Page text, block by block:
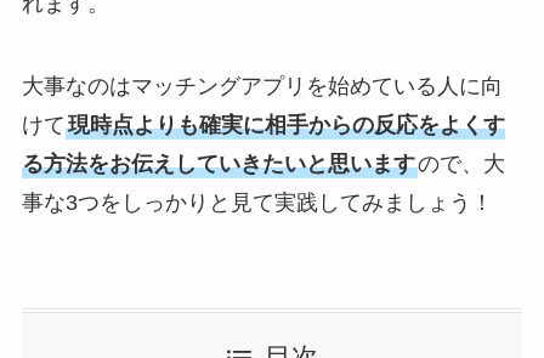
大事なのはマッチングアプリを始めている人に向
けて現時点よりも確実に相手からの反応をよくす
る方法をお伝えしていきたいと思いますので、大
事な3つをしっかりと見て実践してみましょう！